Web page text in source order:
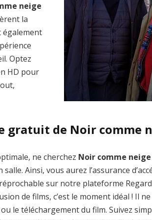
neige
la
également
Optez
HD pour
gratuit de Noir comme
ne cherchez Noir comme
Ainsi, vous aurez l’assurance
sur notre plateforme
de films, c’est le moment idéal ! Il
le téléchargement du film. Suivez
Zenon: Girl of
the 21st Century